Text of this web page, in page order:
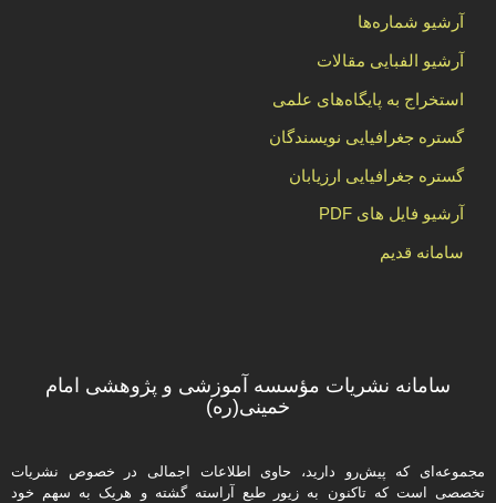
آرشیو شماره‌ها
آرشیو الفبایی مقالات
استخراج به پایگاه‌های علمی
گستره جغرافیایی نویسندگان
گستره جغرافیایی ارزیابان
آرشیو فایل های PDF
سامانه قدیم
سامانه نشریات مؤسسه آموزشی و پژوهشی امام
خمینی(ره)
مجموعه‌ای که پیش‌رو دارید،‌ حاوی اطلاعات اجمالی در خصوص نشریات
تخصصی است که تاکنون به زیور طبع آراسته گشته و هریک به سهم خود